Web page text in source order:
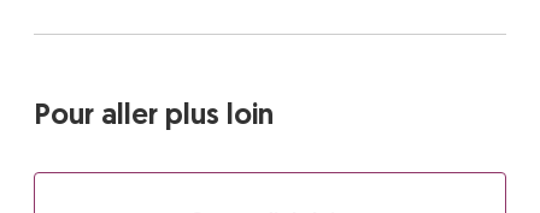
Pour aller plus loin